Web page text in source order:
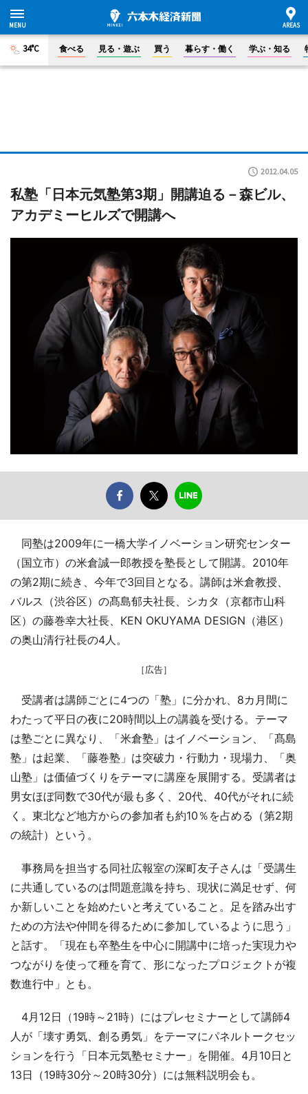
34°C 食べる 見る・遊ぶ 買う 暮らす・働く 学ぶ・知る
2012.04.05
私塾「日本元気塾第3期」開講迫る－森ビル、
アカデミーヒルズで開講へ
同塾は2009年に一橋大学イノベーション研究センター
（国立市）の米倉誠一郎教授を塾長として開講。2010年
の第2期に続き、今年で3回目となる。講師は米倉教授、
バルス（渋谷区）の髙島郁夫社長、シカタ（京都市山科
区）の藤巻幸大社長、KEN OKUYAMA DESIGN（港区）
の奥山清行社長の4人。
［広告］
受講者は講師ごとに4つの「塾」に分かれ、8カ月間に
わたって平日の夜に20時間以上の講義を受ける。テーマ
は塾ごとに異なり、「米倉塾」はイノベーション、「髙島
塾」は起業、「藤巻塾」は突破力・行動力・現場力、「奥
山塾」は価値づくりをテーマに講座を展開する。受講者は
男女ほぼ同数で30代が最も多く、20代、40代がそれに続
く。東北など地方からの参加者も約10％を占める（第2期
の統計）という。
事務局を担当する同社広報室の深町友子さんは「受講生
に共通しているのは問題意識を持ち、現状に満足せず、何
か新しいことを始めたいと考えていること。足を踏み出す
ための方法や仲間を得るために参加しているように思う」
と話す。「現在も卒塾生を中心に開講中に培った実現力や
つながりを使って種を育て、形になったプロジェクトが複
数進行中」とも。
4月12日（19時～21時）にはプレセミナーとして講師4
人が「壊す勇気、創る勇気」をテーマにパネルトークセッ
ションを行う「日本元気塾セミナー」を開催。4月10日と
13日（19時30分～20時30分）には無料説明会も。